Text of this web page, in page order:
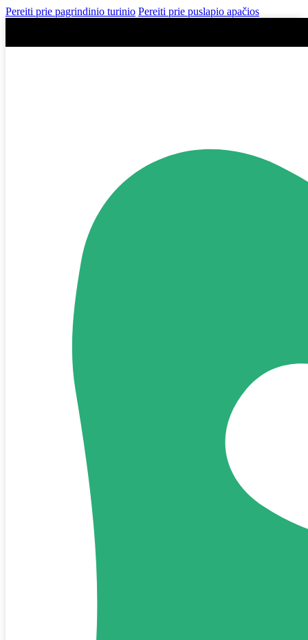
Pereiti prie pagrindinio turinio Pereiti prie puslapio apačios